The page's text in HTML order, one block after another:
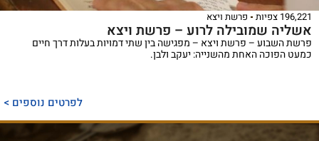
196,221 צפיות פרשת ויצא
אשליה שמובילה לרוע – פרשת ויצא
פרשת השבוע – פרשת ויצא – מפגישה בין שתי דמויות בעלות דרך חיים
כמעט הפוכה האחת מהשנייה: יעקב ולבן.
לפרטים נוספים >